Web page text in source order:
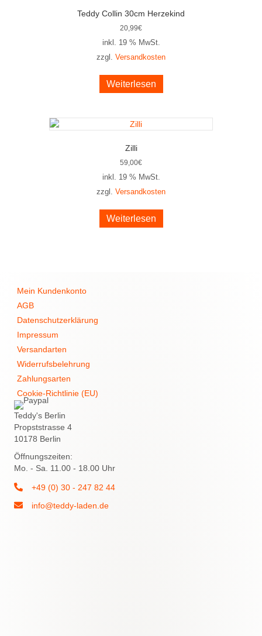
Teddy Collin 30cm Herzekind
20,99€
inkl. 19 % MwSt.
zzgl. Versandkosten
Weiterlesen
Zilli
59,00€
inkl. 19 % MwSt.
zzgl. Versandkosten
Weiterlesen
Mein Kundenkonto
AGB
Datenschutzerklärung
Impressum
Versandarten
Widerrufsbelehrung
Zahlungsarten
Cookie-Richtlinie (EU)
Teddy's Berlin
Propststrasse 4
10178 Berlin
Öffnungszeiten:
Mo. - Sa. 11.00 - 18.00 Uhr
+49 (0) 30 - 247 82 44
info@teddy-laden.de